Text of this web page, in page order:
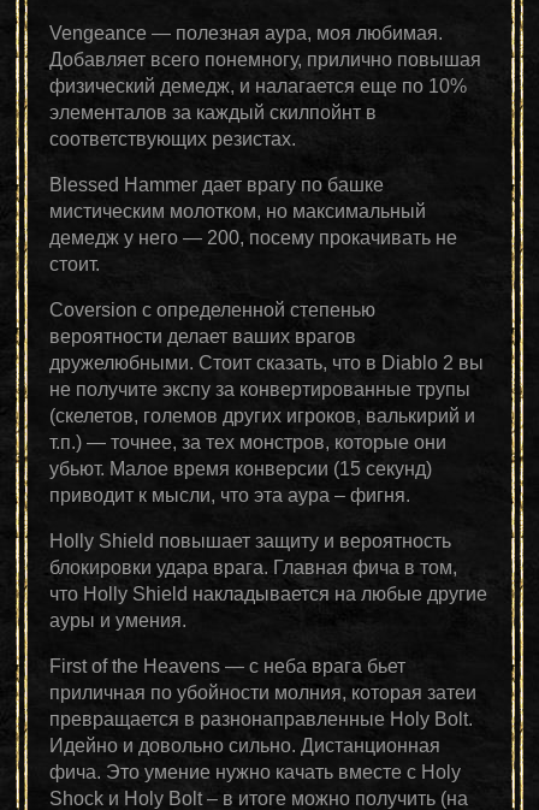
Vengeance — полезная аура, моя любимая.
Добавляет всего понемногу, прилично повышая
физический демедж, и налагается еще по 10%
элементалов за каждый скилпойнт в
соответствующих резистах.
Blessed Hammer дает врагу по башке
мистическим молотком, но максимальный
демедж у него — 200, посему прокачивать не
стоит.
Coversion с определенной степенью
вероятности делает ваших врагов
дружелюбными. Стоит сказать, что в Diablo 2 вы
не получите экспу за конвертированные трупы
(скелетов, големов других игроков, валькирий и
т.п.) — точнее, за тех монстров, которые они
убьют. Малое время конверсии (15 секунд)
приводит к мысли, что эта аура – фигня.
Holly Shield повышает защиту и вероятность
блокировки удара врага. Главная фича в том,
что Holly Shield накладывается на любые другие
ауры и умения.
First of the Heavens — с неба врага бьет
приличная по убойности молния, которая затеи
превращается в разнонаправленные Holy Bolt.
Идейно и довольно сильно. Дистанционная
фича. Это умение нужно качать вместе с Holy
Shock и Holy Bolt – в итоге можно получить (на